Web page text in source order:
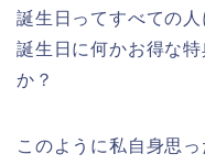
誕生日ってすべての
誕生日に何かお得な
か？
このように私自身思